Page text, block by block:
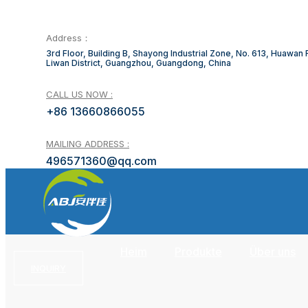
Address：
3rd Floor, Building B, Shayong Industrial Zone, No. 613, Huawan
Liwan District, Guangzhou, Guangdong, China
CALL US NOW :
+86 13660866055
MAILING ADDRESS :
496571360@qq.com